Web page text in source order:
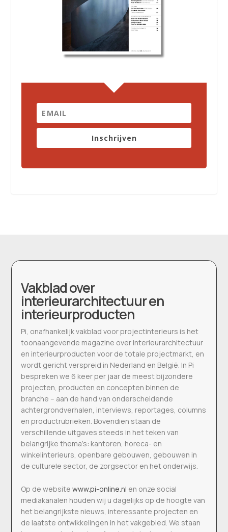
Inschrijven
Vakblad over
interieurarchitectuur en
interieurproducten
Pi, onafhankelijk vakblad voor projectinterieurs is het
toonaangevende magazine over interieurarchitectuur
en interieurproducten voor de totale projectmarkt, en
wordt gericht verspreid in Nederland en België. In Pi
bespreken we 6 keer per jaar de meest bijzondere
projecten, producten en concepten binnen de
branche – aan de hand van onderscheidende
achtergrondverhalen, interviews, reportages, columns
en productrubrieken. Bovendien staan de
verschillende uitgaves steeds in het teken van
belangrijke thema’s: kantoren, horeca- en
winkelinterieurs, openbare gebouwen, gebouwen in
de culturele sector, de zorgsector en het onderwijs.
Op de websitewww.pi-online.nl en onze social
mediakanalen houden wij u dagelijks op de hoogte van
het belangrijkste nieuws, interessante projecten en
de laatste ontwikkelingen in het vakgebied. We staan